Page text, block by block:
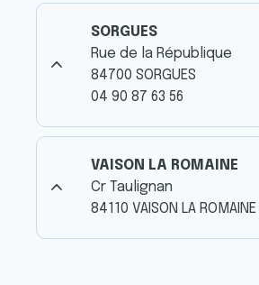
SORGUES
Rue de la République
84700 SORGUES
04 90 87 63 56
VAISON LA ROMAINE
Cr Taulignan
84110 VAISON LA ROMAINE